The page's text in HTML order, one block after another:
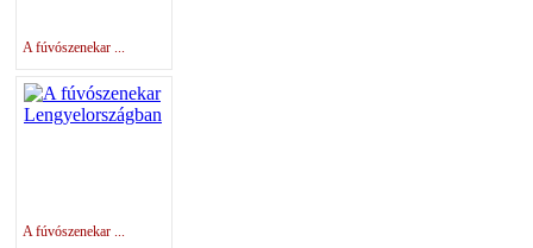
A fúvószenekar ...
A fúvószenekar ...